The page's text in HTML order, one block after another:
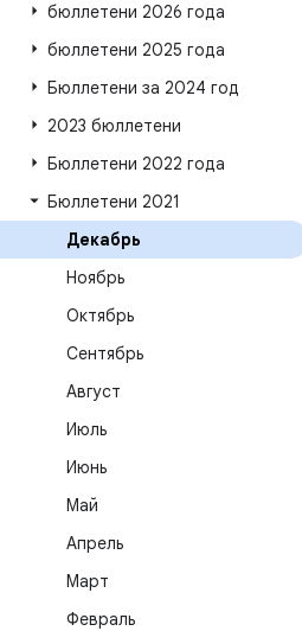
бюллетени 2026 года
бюллетени 2025 года
Бюллетени за 2024 год
2023 бюллетени
Бюллетени 2022 года
Бюллетени 2021
Декабрь
Ноябрь
Октябрь
Сентябрь
Август
Июль
Июнь
Май
Апрель
Март
Февраль